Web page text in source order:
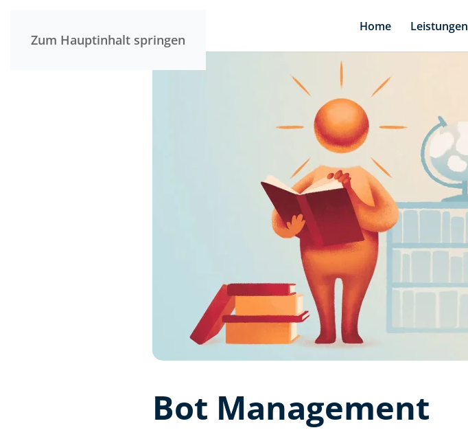
Zum Hauptinhalt springen
Home Leistungen
Bot Management